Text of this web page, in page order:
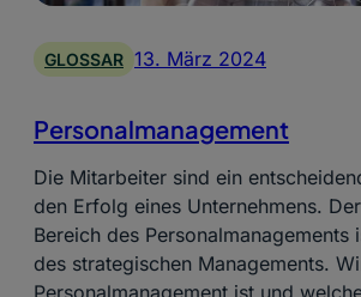
GLOSSAR 13. März 2024
Personalmanagement
Die Mitarbeiter sind ein
den Erfolg eines Unternehmens.
Bereich des Personalmanagements
des strategischen Managements.
Personalmanagement ist und